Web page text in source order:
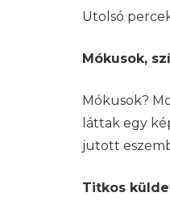
Utolsó
Mókusok,
Mókusok?
láttak egy
jutott
Titkos